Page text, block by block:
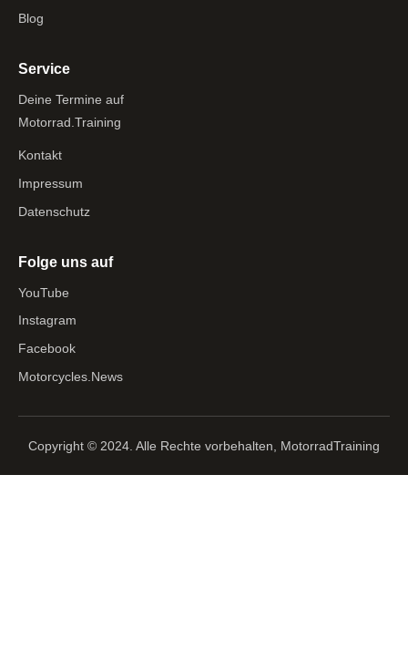
Blog
Service
Deine Termine auf
Motorrad.Training
Kontakt
Impressum
Datenschutz
Folge uns auf
YouTube
Instagram
Facebook
Motorcycles.News
Copyright © 2024. Alle Rechte vorbehalten, MotorradTraining